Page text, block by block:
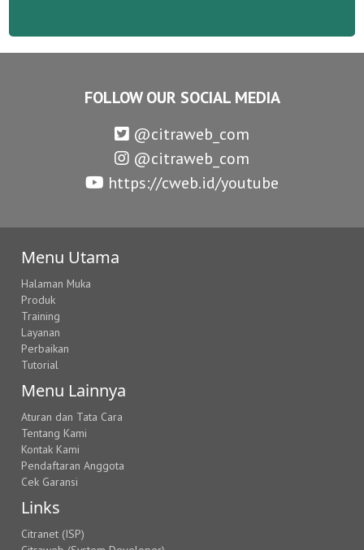
FOLLOW OUR SOCIAL MEDIA
@citraweb_com
@citraweb_com
https://cweb.id/youtube
Menu Utama
Halaman Muka
Produk
Training
Layanan
Perbaikan
Tutorial
Menu Lainnya
Aturan dan Tata Cara
Tentang Kami
Kontak Kami
Pendaftaran Anggota
Cek Garansi
Links
Citranet (ISP)